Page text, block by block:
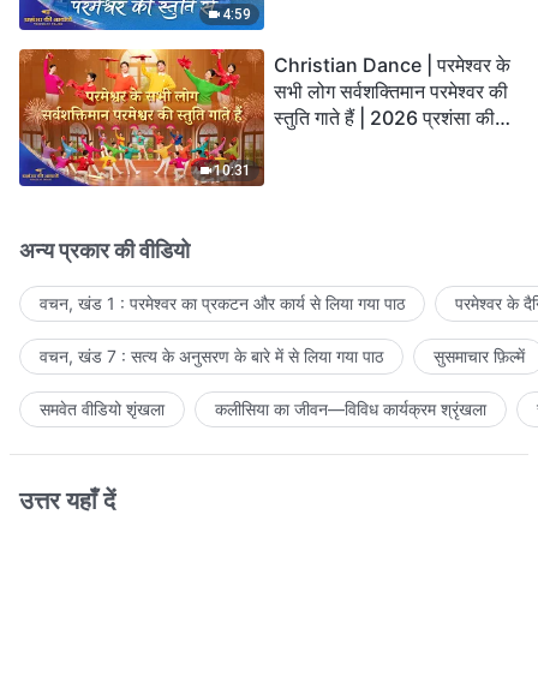
4:59
10:31
Christian Dance | परमेश्वर के
सभी लोग सर्वशक्तिमान परमेश्वर की
स्तुति गाते हैं | 2026 प्रशंसा की
अन्य प्रकार की वीडियो
वचन, खंड 1 : परमेश्वर का प्रकटन और कार्य से लिया गया पाठ परमेश्वर के
वचन, खंड 7 : सत्य के अनुसरण के बारे में से लिया गया पाठ सुसमाचार फ़िल्में
समवेत वीडियो शृंखला कलीसिया का जीवन—विविध कार्यक्रम श्रृंखला
उत्तर यहाँ दें